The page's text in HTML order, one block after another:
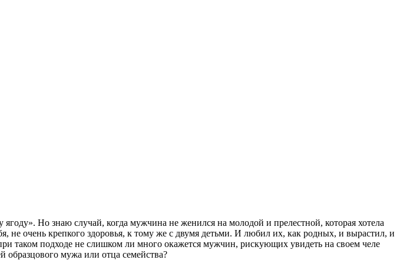
Но знаю случай, когда мужчина не женился на молодой и прелестной, которая хотела
не очень крепкого здоровья, к тому же с двумя детьми. И любил их, как родных, и вырастил, и
таком подходе не слишком ли много окажется мужчин, рискующих увидеть на своем челе
образцового мужа или отца семейства?